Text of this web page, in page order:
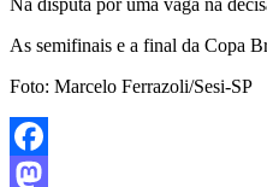
Na disputa por uma vaga na
As semifinais e a final da Copa
Foto: Marcelo Ferrazoli/Sesi-SP
Facebook